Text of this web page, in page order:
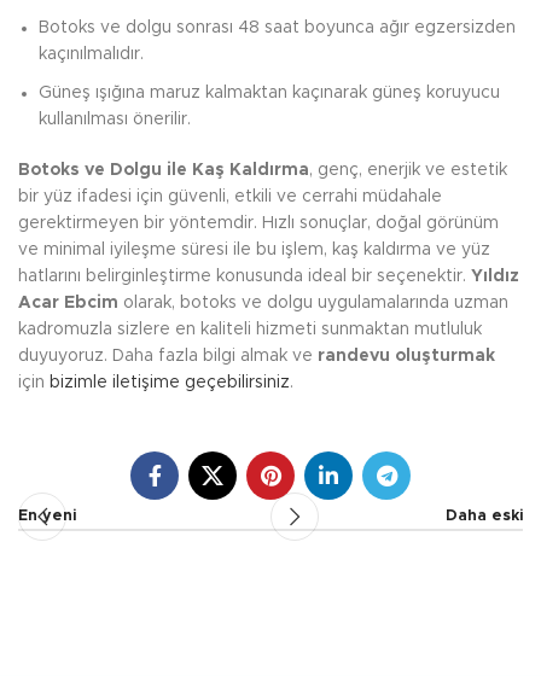
Botoks ve dolgu sonrası 48 saat boyunca ağır egzersizden
kaçınılmalıdır.
Güneş ışığına maruz kalmaktan kaçınarak güneş koruyucu
kullanılması önerilir.
Botoks ve Dolgu ile Kaş Kaldırma, genç, enerjik ve estetik
bir yüz ifadesi için güvenli, etkili ve cerrahi müdahale
gerektirmeyen bir yöntemdir. Hızlı sonuçlar, doğal görünüm
ve minimal iyileşme süresi ile bu işlem, kaş kaldırma ve yüz
hatlarını belirginleştirme konusunda ideal bir seçenektir. Yıldız
Acar Ebcim olarak, botoks ve dolgu uygulamalarında uzman
kadromuzla sizlere en kaliteli hizmeti sunmaktan mutluluk
duyuyoruz. Daha fazla bilgi almak ve randevu oluşturmak
için bizimle iletişime geçebilirsiniz.
En yeni Daha eski